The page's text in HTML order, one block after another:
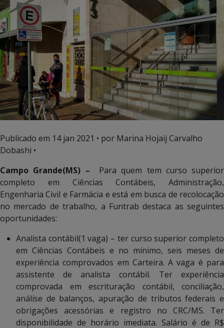
Publicado em 14 jan 2021 • por Marina Hojaij Carvalho
Dobashi •
Campo Grande(MS) – Para quem tem curso superior
completo em Ciências Contábeis, Administração,
Engenharia Civil e Farmácia e está em busca de recolocação
no mercado de trabalho, a Funtrab destaca as seguintes
oportunidades:
Analista contábil(1 vaga) – ter curso superior completo
em Ciências Contábeis e no mínimo, seis meses de
experiência comprovados em Carteira. A vaga é para
assistente de analista contábil. Ter experiência
comprovada em escrituração contábil, conciliação,
análise de balanços, apuração de tributos federais e
obrigações acessórias e registro no CRC/MS. Ter
disponibilidade de horário imediata. Salário é de R$